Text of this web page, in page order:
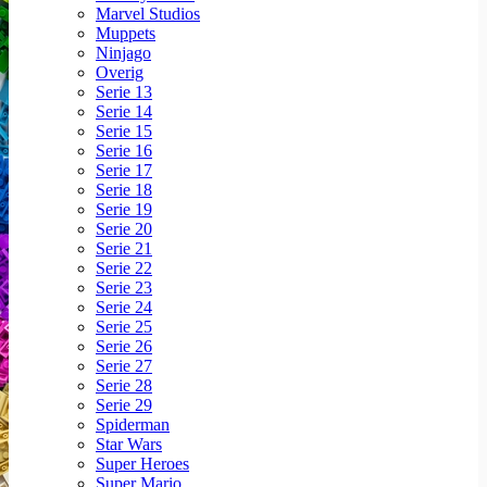
Marvel Studios
Muppets
Ninjago
Overig
Serie 13
Serie 14
Serie 15
Serie 16
Serie 17
Serie 18
Serie 19
Serie 20
Serie 21
Serie 22
Serie 23
Serie 24
Serie 25
Serie 26
Serie 27
Serie 28
Serie 29
Spiderman
Star Wars
Super Heroes
Super Mario